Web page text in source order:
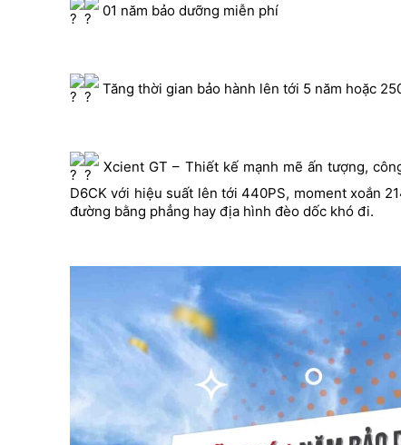
01 năm bảo dưỡng miễn phí
Tăng thời gian bảo hành lên tới 5 năm hoặc
Xcient GT – Thiết kế mạnh mẽ ấn tượng,
D6CK với hiệu suất lên tới 440PS, moment xoắn
đường bằng phẳng hay địa hình đèo dốc khó đi.